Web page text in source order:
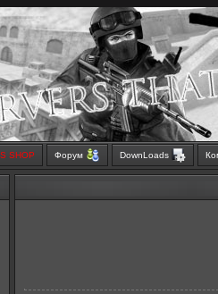
SHOP Форум DownLoads